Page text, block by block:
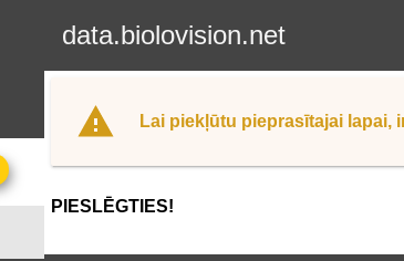
data.biolovision.net
Lai piekļūtu pieprasītajai lapai,
PIESLĒGTIES!